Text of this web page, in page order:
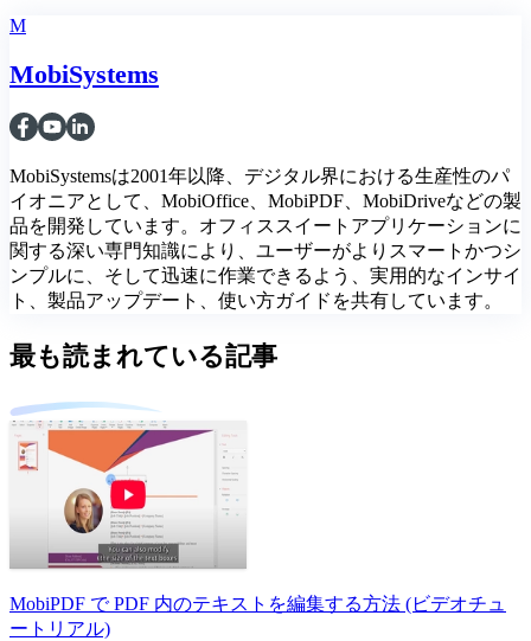
M
MobiSystems
MobiSystemsは2001年以降、デジタル界における生産性のパ
イオニアとして、MobiOffice、MobiPDF、MobiDriveなどの製
品を開発しています。オフィススイートアプリケーションに
関する深い専門知識により、ユーザーがよりスマートかつシ
ンプルに、そして迅速に作業できるよう、実用的なインサイ
ト、製品アップデート、使い方ガイドを共有しています。
最も読まれている記事
MobiPDF で PDF 内のテキストを編集する方法 (ビデオチュ
ートリアル)